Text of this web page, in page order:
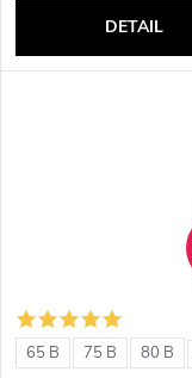
DETAIL
65 B 75 B 80 B